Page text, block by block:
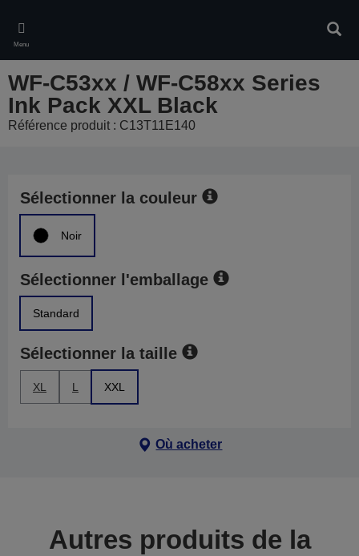
main
content
Menu
WF-C53xx / WF-C58xx Series
Ink Pack XXL Black
Référence produit : C13T11E140
Sélectionner la couleur
Noir
Sélectionner l'emballage
Standard
Sélectionner la taille
XL L XXL
Où acheter
Autres produits de la